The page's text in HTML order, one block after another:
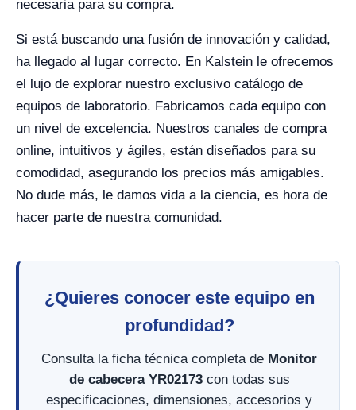
necesaria para su compra.
Si está buscando una fusión de innovación y calidad,
ha llegado al lugar correcto. En Kalstein le ofrecemos
el lujo de explorar nuestro exclusivo catálogo de
equipos de laboratorio. Fabricamos cada equipo con
un nivel de excelencia. Nuestros canales de compra
online, intuitivos y ágiles, están diseñados para su
comodidad, asegurando los precios más amigables.
No dude más, le damos vida a la ciencia, es hora de
hacer parte de nuestra comunidad.
¿Quieres conocer este equipo en
profundidad?
Consulta la ficha técnica completa de Monitor
de cabecera YR02173con todas sus
especificaciones, dimensiones, accesorios y